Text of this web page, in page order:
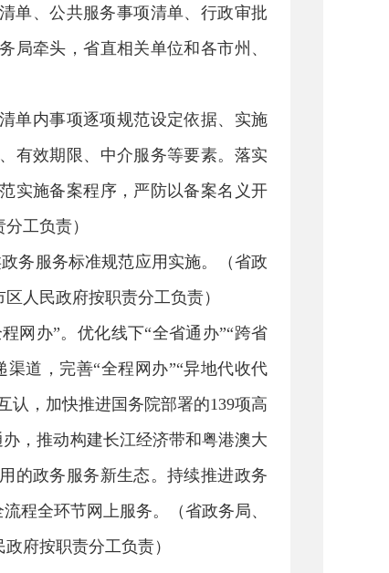
单、公共服务事项清单、行政审批
局牵头，省直相关单位和各市州、
单内事项逐项规范设定依据、实施
有效期限、中介服务等要素。落实
实施备案程序，严防以备案名义开
工负责）
务服务标准规范应用实施。（省政
人民政府按职责分工负责）
网办”。优化线下“全省通办”“跨省
道，完善“全程网办”“异地代收代
认，加快推进国务院部署的139项高
，推动构建长江经济带和粤港澳大
的政务服务新生态。持续推进政务
程全环节网上服务。（省政务局、
府按职责分工负责）